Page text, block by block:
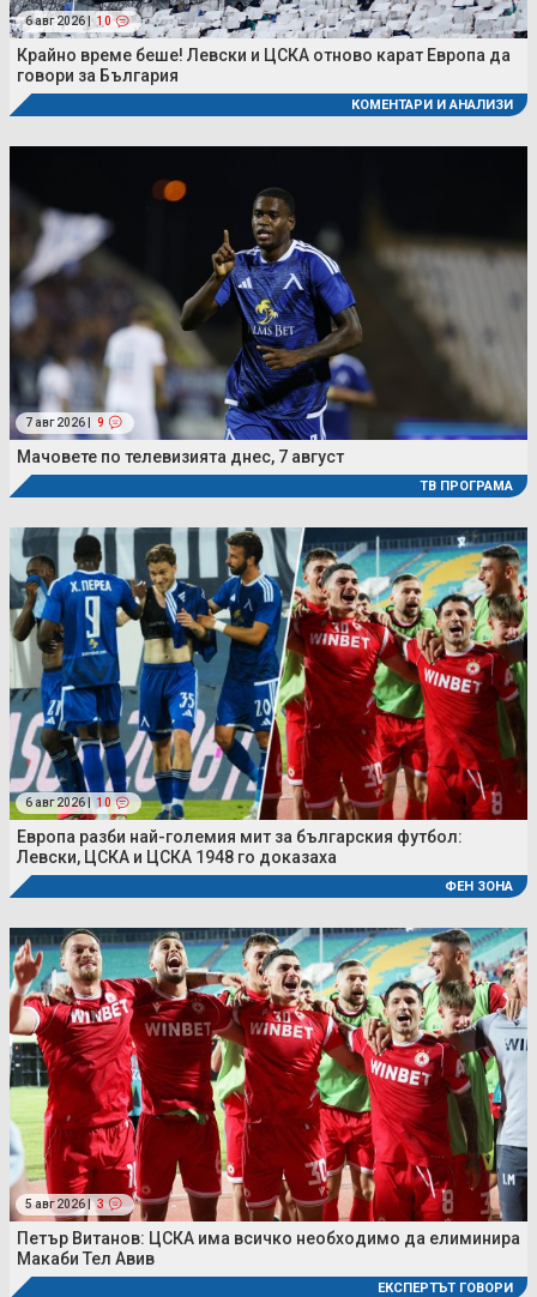
6 авг 2026 | 10
Крайно време беше! Левски и ЦСКА отново карат Европа да
говори за България
КОМЕНТАРИ И АНАЛИЗИ
7 авг 2026 | 9
Мачовете по телевизията днес, 7 август
ТВ ПРОГРАМА
6 авг 2026 | 10
Европа разби най-големия мит за българския футбол:
Левски, ЦСКА и ЦСКА 1948 го доказаха
ФЕН ЗОНА
5 авг 2026 | 3
Петър Витанов: ЦСКА има всичко необходимо да елиминира
Макаби Тел Авив
ЕКСПЕРТЪТ ГОВОРИ